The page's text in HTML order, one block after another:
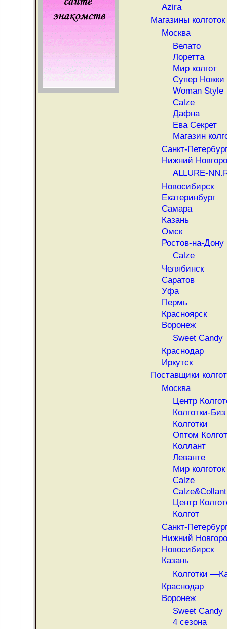
Azira
Магазины колготок
Москва
Велато
Лоретта
Мир колгот
Супер Ножки
Woman Style
Calze
Дафна
Ева Секрет
Магазин
Санкт-
Нижний
ALLURE-
Новосибирск
Екатеринбург
Самара
Казань
Омск
Ростов-на-Дону
Calze
Челябинск
Саратов
Уфа
Пермь
Красноярск
Воронеж
Sweet Candy
Краснодар
Иркутск
Поставщики
Москва
Центр
Колготки-Биз
Колготки
Оптом
Коллант
Леванте
Мир колготок
Calze
Calze&Collant
Центр
Колгот
Санкт-
Нижний
Новосибирск
Казань
Колготки
Краснодар
Воронеж
Sweet Candy
4 сезона